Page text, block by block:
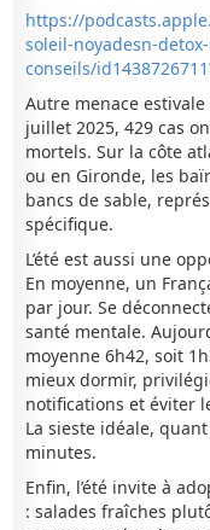
https://
soleil-noyadesn-
conseils/
Autre menace
juillet 2025, 429 cas
mortels. Sur la côte
ou en Gironde, les
bancs de sable,
spécifique.
L’été est aussi une
En moyenne, un
par jour. Se
santé mentale.
moyenne 6h42, soit
mieux dormir,
notifications et éviter
La sieste idéale,
minutes.
Enfin, l’été invite à
: salades fraîches